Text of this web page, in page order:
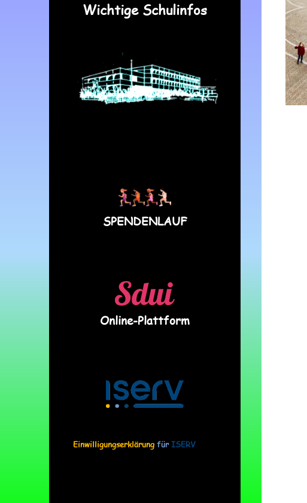
Wichtige Schulinfos
SPENDENLAUF
Online-Plattform
Einwilligungserklärung fürISERV